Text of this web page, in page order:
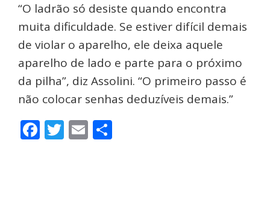
“O ladrão só desiste quando encontra
muita dificuldade. Se estiver difícil demais
de violar o aparelho, ele deixa aquele
aparelho de lado e parte para o próximo
da pilha”, diz Assolini. “O primeiro passo é
não colocar senhas deduzíveis demais.”
Facebook
Twitter
Email